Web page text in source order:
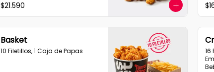
$21.590
Basket
10 Filetillos, 1 Caja de Papas
16